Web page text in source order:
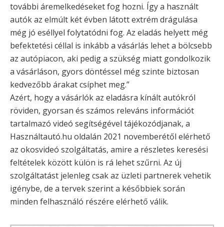
további áremelkedéseket fog hozni. Így a használt
autók az elmúlt két évben látott extrém drágulása
még jó eséllyel folytatódni fog. Az eladás helyett még
befektetési céllal is inkább a vásárlás lehet a bölcsebb
az autópiacon, aki pedig a szükség miatt gondolkozik
a vásárláson, gyors döntéssel még szinte biztosan
kedvezőbb árakat csíphet meg.”
Azért, hogy a vásárlók az eladásra kínált autókról
röviden, gyorsan és számos releváns információt
tartalmazó videó segítségével tájékozódjanak, a
Használtautó.hu oldalán 2021 novemberétől elérhető
az okosvideó szolgáltatás, amire a részletes keresési
feltételek között külön is rá lehet szűrni. Az új
szolgáltatást jelenleg csak az üzleti partnerek vehetik
igénybe, de a tervek szerint a későbbiek során
minden felhasználó részére elérhető válik.